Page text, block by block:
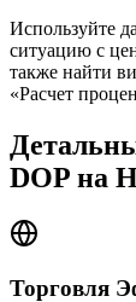
Используйте
ситуацию с
также найти
«Расчет
DOP на
Торговля